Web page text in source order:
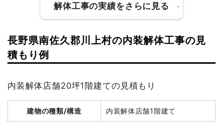
265,000円
円
建物の種類/構造 軽量鉄骨造店舗1階建て
坪数 12坪
解体工事の実績をさらに見る
建物の種類/構造
建物解体費用 51万6,764円
総額 84万円
長野県南佐久郡川上村の内装解体工事の見
積もり例
内装解体店舗20坪1階建ての見積もり
建物の種類/構造 内装解体店舗1階建て